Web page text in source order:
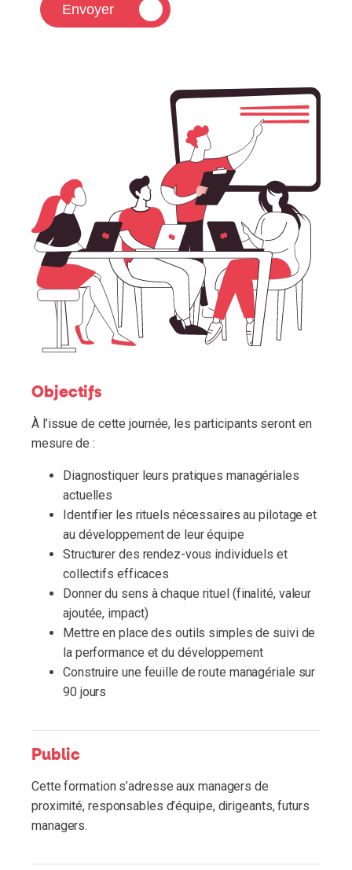
Envoyer
Objectifs
À l’issue de cette journée, les participants seront en
mesure de :
Diagnostiquer leurs pratiques managériales
actuelles
Identifier les rituels nécessaires au pilotage et
au développement de leur équipe
Structurer des rendez-vous individuels et
collectifs efficaces
Donner du sens à chaque rituel (finalité, valeur
ajoutée, impact)
Mettre en place des outils simples de suivi de
la performance et du développement
Construire une feuille de route managériale sur
90 jours
Public
Cette formation s’adresse aux managers de
proximité, responsables d’équipe, dirigeants, futurs
managers.